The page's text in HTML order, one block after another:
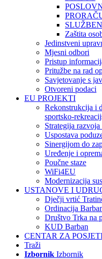
Zaštita
Jedinstveni
Mjesni odbori
Pristup
Pritužbe na rad
Savjetovanje s
Otvoreni podaci
EU PROJEKTI
Rekonstrukcija i
sportsko-
Strategija razvoja
Uspostava
Sinergijom do
Uređenje i
Poučne staze
WiFi4EU
Modernizacija
USTANOVE I
Dječji vrtić
Ordinacija
Društvo Trka na
KUD Barban
CENTAR ZA
Traži
Izbornik Izbornik